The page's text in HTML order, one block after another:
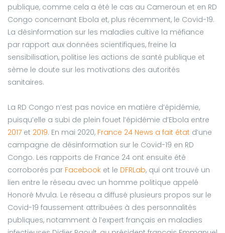
publique, comme cela a été le cas au Cameroun et en RD
Congo concernant Ebola et, plus récemment, le Covid-19.
La désinformation sur les maladies cultive la méfiance
par rapport aux données scientifiques, freine la
sensibilisation, politise les actions de santé publique et
sème le doute sur les motivations des autorités
sanitaires.
La RD Congo n’est pas novice en matière d’épidémie,
puisqu’elle a subi de plein fouet l’épidémie d’Ebola entre
2017 et 2019. En mai 2020, France 24 News a fait état d’une
campagne de désinformation sur le Covid-19 en RD
Congo. Les rapports de France 24 ont ensuite été
corroborés par Facebook et le DFRLab, qui ont trouvé un
lien entre le réseau avec un homme politique appelé
Honoré Mvula. Le réseau a diffusé plusieurs propos sur le
Covid-19 faussement attribuées à des personnalités
publiques, notamment à l’expert français en maladies